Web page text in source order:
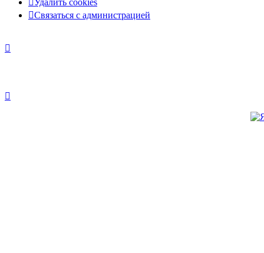
Связаться с администрацией